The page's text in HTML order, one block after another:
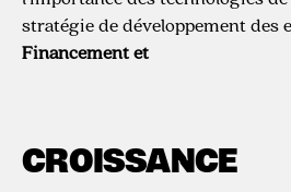
stratégie de développement des
Financement et
CROISSANCE